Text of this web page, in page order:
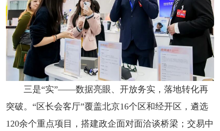
三是“实”——数据亮眼、开放务实，落地转化再
突破。“区长会客厅”覆盖北京16个区和经开区，遴选
120余个重点项目，搭建政企面对面洽谈桥梁；交易中